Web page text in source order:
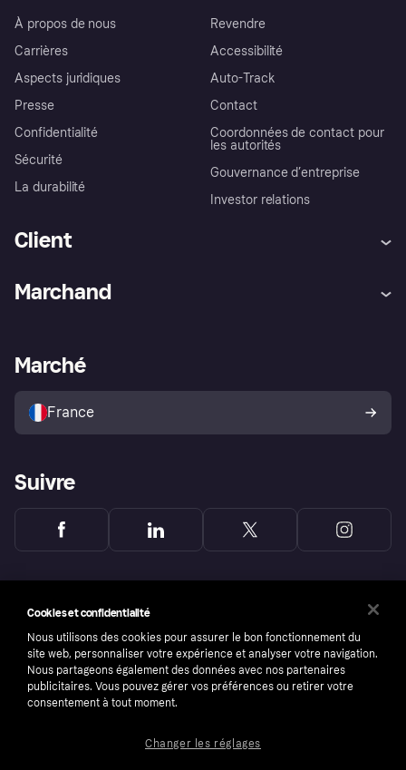
À propos de nous
Carrières
Aspects juridiques
Presse
Confidentialité
Sécurité
La durabilité
Revendre
Accessibilité
Auto-Track
Contact
Coordonnées de contact pour
les autorités
Gouvernance d’entreprise
Investor relations
Client
Explorez les magasins
Politique de protection de
l’acheteur Klarna
Marchand
Portail Marchand
Marché
France
Suivre
Cookies et confidentialité
Nous utilisons des cookies pour assurer le bon fonctionnement du
site web, personnaliser votre expérience et analyser votre navigation.
Nous partageons également des données avec nos partenaires
publicitaires. Vous pouvez gérer vos préférences ou retirer votre
consentement à tout moment.
Changer les réglages